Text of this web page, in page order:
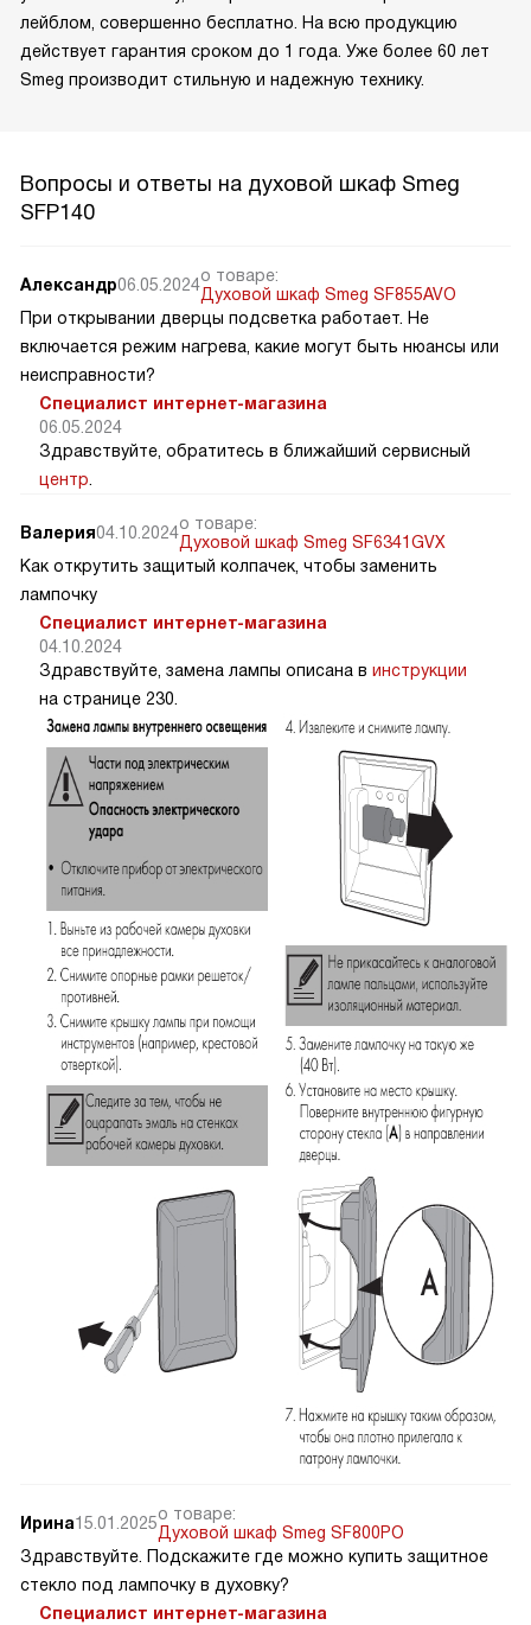
лейблом, совершенно бесплатно. На всю продукцию
действует гарантия сроком до 1 года. Уже более 60 лет
Smeg производит стильную и надежную технику.
Вопросы и ответы на духовой шкаф Smeg
SFP140
Александр06.05.2024о товаре:
Духовой шкаф Smeg SF855AVO
При открывании дверцы подсветка работает. Не
включается режим нагрева, какие могут быть нюансы или
неисправности?
Специалист интернет-магазина
06.05.2024
Здравствуйте, обратитесь в ближайший сервисный
центр
Валерия04.10.2024о товаре:
Духовой шкаф Smeg SF6341GVX
Как открутить защитый колпачек, чтобы заменить
лампочку
Специалист интернет-магазина
04.10.2024
Здравствуйте, замена лампы описана в инструкции
на странице 230.
Ирина15.01.2025о товаре:
Духовой шкаф Smeg SF800PO
Здравствуйте. Подскажите где можно купить защитное
стекло под лампочку в духовку?
Специалист интернет-магазина